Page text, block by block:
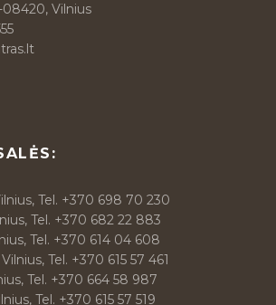
08420, Vilnius
Tel. +370 698 70 230
Tel. +370 682 22 883
Tel. +370 614 04 608
Tel. +370 615 57 461
Tel. +370 664 58 987
Tel. +370 615 57 519